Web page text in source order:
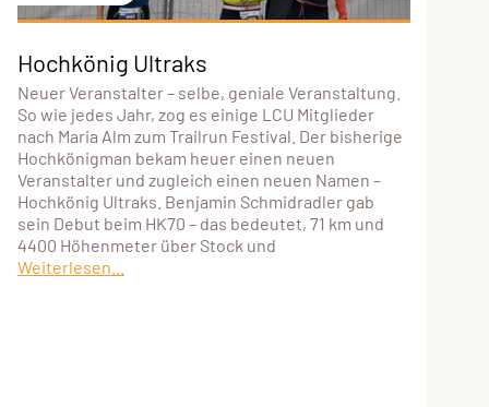
Hochkönig Ultraks
Neuer Veranstalter – selbe, geniale Veranstaltung.
So wie jedes Jahr, zog es einige LCU Mitglieder
nach Maria Alm zum Trailrun Festival. Der bisherige
Hochkönigman bekam heuer einen neuen
Veranstalter und zugleich einen neuen Namen –
Hochkönig Ultraks. Benjamin Schmidradler gab
sein Debut beim HK70 – das bedeutet, 71 km und
4400 Höhenmeter über Stock und
Weiterlesen...